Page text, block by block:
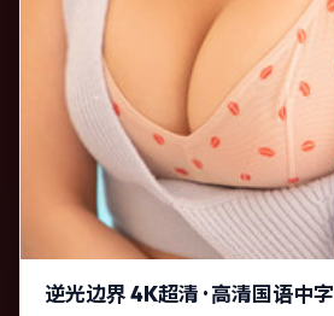
逆光边界 4K超清 · 高清国语中字